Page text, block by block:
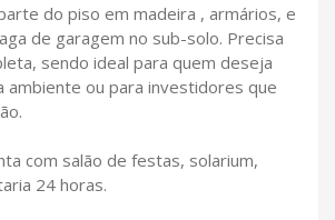
do piso em madeira , armários, e
de garagem no sub-solo. Precisa
sendo ideal para quem deseja
ambiente ou para investidores que
com salão de festas, solarium,
24 horas.